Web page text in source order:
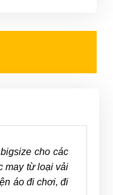
cho các
may từ loại vải
áo đi chơi, đi